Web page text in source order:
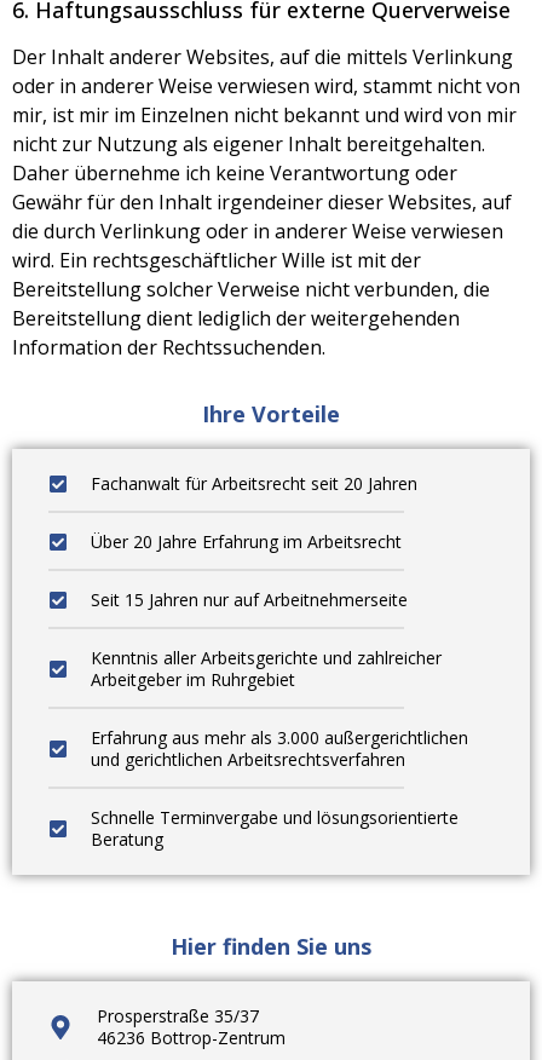
6. Haftungsausschluss für externe Querverweise
Der Inhalt anderer Websites, auf die mittels Verlinkung
oder in anderer Weise verwiesen wird, stammt nicht von
mir, ist mir im Einzelnen nicht bekannt und wird von mir
nicht zur Nutzung als eigener Inhalt bereitgehalten.
Daher übernehme ich keine Verantwortung oder
Gewähr für den Inhalt irgendeiner dieser Websites, auf
die durch Verlinkung oder in anderer Weise verwiesen
wird. Ein rechtsgeschäftlicher Wille ist mit der
Bereitstellung solcher Verweise nicht verbunden, die
Bereitstellung dient lediglich der weitergehenden
Information der Rechtssuchenden.
Ihre Vorteile
Fachanwalt für Arbeitsrecht seit 20 Jahren
Über 20 Jahre Erfahrung im Arbeitsrecht
Seit 15 Jahren nur auf Arbeitnehmerseite
Kenntnis aller Arbeitsgerichte und zahlreicher
Arbeitgeber im Ruhrgebiet
Erfahrung aus mehr als 3.000 außergerichtlichen
und gerichtlichen Arbeitsrechtsverfahren
Schnelle Terminvergabe und lösungsorientierte
Beratung
Hier finden Sie uns
Prosperstraße 35/37
46236 Bottrop-Zentrum